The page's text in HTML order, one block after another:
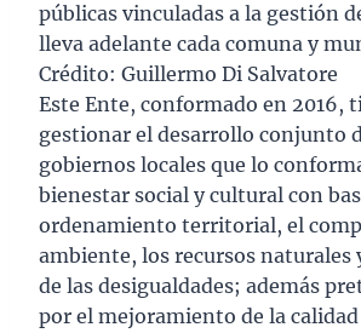
públicas vinculadas a la gestión
lleva adelante cada comuna y
Crédito: Guillermo Di Salvatore
Este Ente, conformado en 2016,
gestionar el desarrollo conjunto
gobiernos locales que lo
bienestar social y cultural con
ordenamiento territorial, el
ambiente, los recursos naturales
de las desigualdades; además
por el mejoramiento de la calidad